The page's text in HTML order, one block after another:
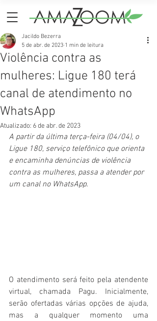
Violência contra as
mulheres: Ligue 180 terá
canal de atendimento no
WhatsApp
Jacildo Bezerra
5 de abr. de 2023 1 min de leitura
Atualizado: 6 de abr. de 2023
A partir da última terça-feira (04/04), o
Ligue 180, serviço telefônico que orienta
e encaminha denúncias de violência
contra as mulheres, passa a atender por
um canal no WhatsApp.
O atendimento será feito pela atendente
virtual, chamada Pagu. Inicialmente,
serão ofertadas várias opções de ajuda,
mas a qualquer momento uma